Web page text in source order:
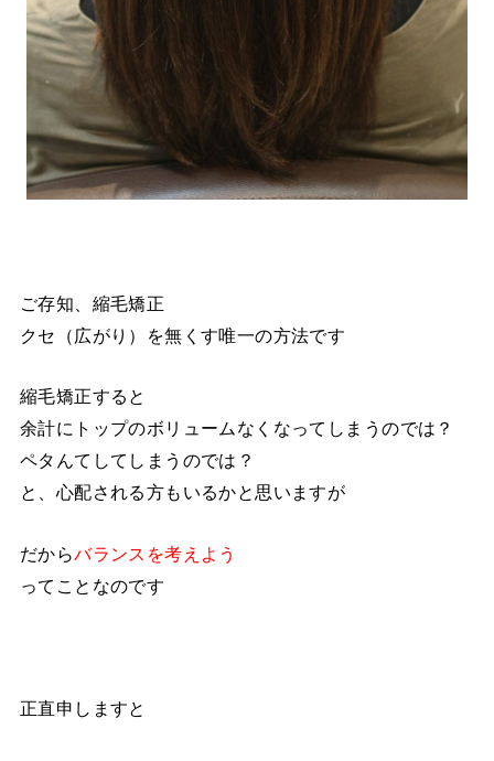
ご存知、縮毛矯正
クセ（広がり）を無くす唯一の方法です
縮毛矯正すると
余計にトップのボリュームなくなってしまうのでは？
ペタんてしてしまうのでは？
と、心配される方もいるかと思いますが
だからバランスを考えよう
ってことなのです
正直申しますと